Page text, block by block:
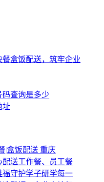
盒饭配送，筑牢企业
查询是多少
址
|盒饭配送 重庆
送工作餐、员工餐
守护学子研学每一